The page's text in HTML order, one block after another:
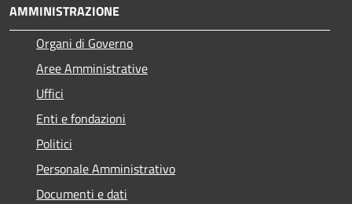
AMMINISTRAZIONE
Organi di Governo
Aree Amministrative
Uffici
Enti e fondazioni
Politici
Personale Amministrativo
Documenti e dati